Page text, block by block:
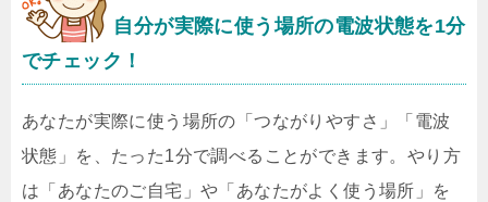
自分が実際に使う場所の電波状態を1分
でチェック！
あなたが実際に使う場所の「つながりやすさ」「電波
状態」を、たった1分で調べることができます。やり方
は「あなたのご自宅」や「あなたがよく使う場所」を